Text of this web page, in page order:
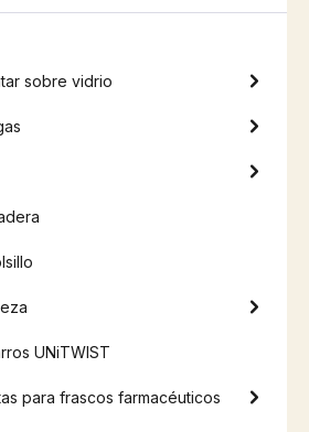
sobre vidrio
UNiTWIST
para frascos farmacéuticos